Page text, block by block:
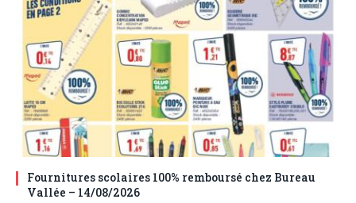
Fournitures scolaires 100% remboursé chez Bureau
Vallée – 14/08/2026